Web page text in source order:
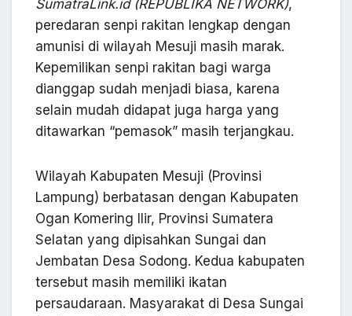
SumatraLink.id (REPUBLIKA NETWORK),
peredaran senpi rakitan lengkap dengan
amunisi di wilayah Mesuji masih marak.
Kepemilikan senpi rakitan bagi warga
dianggap sudah menjadi biasa, karena
selain mudah didapat juga harga yang
ditawarkan “pemasok” masih terjangkau.
Wilayah Kabupaten Mesuji (Provinsi
Lampung) berbatasan dengan Kabupaten
Ogan Komering Ilir, Provinsi Sumatera
Selatan yang dipisahkan Sungai dan
Jembatan Desa Sodong. Kedua kabupaten
tersebut masih memiliki ikatan
persaudaraan. Masyarakat di Desa Sungai